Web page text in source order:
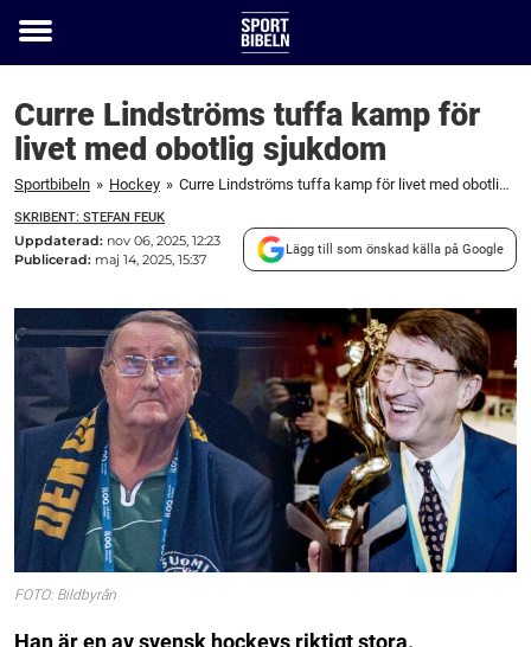
Toggle
Curre Lindströms tuffa kamp för
livet med obotlig sjukdom
Sportbibeln » Hockey » Curre Lindströms tuffa kamp för livet med obotlig sjukdom
SKRIBENT: STEFAN FEUK
Uppdaterad: nov 06, 2025, 12:23
Publicerad: maj 14, 2025, 15:37
Lägg till som önskad källa på Google
FOTO: Bildbyrån
Han är en av svensk hockeys riktigt stora.